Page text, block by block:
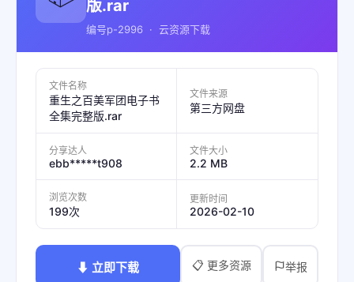
版.rar
编号p-2996 · 云资源下载
文件名称
重生之百美军团电子书
全集完整版.rar
文件来源
第三方网盘
分享达人
ebb*****t908
文件大小
2.2 MB
浏览次数
199次
更新时间
2026-02-10
⬇ 立即下载 📋 更多资源 举报